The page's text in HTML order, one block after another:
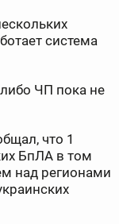
система
ЧП пока не
что 1
БпЛА в том
над регионами